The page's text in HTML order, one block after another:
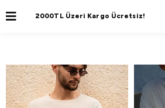
2000TL Üzeri Kargo Ücretsiz!
Filtrele